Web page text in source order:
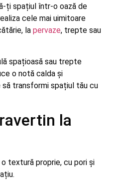
ți spațiul într-o oază de
cele mai uimitoare
la pervaze, trepte sau
spațioasă sau trepte
o notă calda și
transformi spațiul tău cu
la
textură proprie, cu pori și